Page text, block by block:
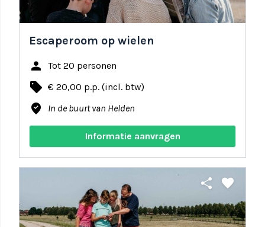
Escaperoom op wielen
person Tot 20 personen
local_offer € 20,00 p.p. (incl. btw)
where_to_vote In de buurt van Helden
Informatie aanvragen
share favorite